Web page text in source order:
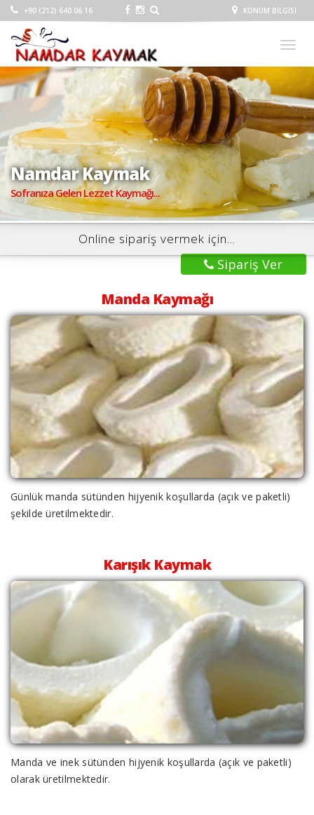
+90 (212) 640 06 16 KONUM BILGISI
Namdar Kaymak
Sofranıza Gelen Lezzet Kaymağı...
Online sipariş vermek için...
Sipariş Ver
Manda Kaymağı
Günlük manda sütünden hijyenik koşullarda (açık ve paketli)
şekilde üretilmektedir.
Karışık Kaymak
Manda ve inek sütünden hijyenik koşullarda (açık ve paketli)
olarak üretilmektedir.